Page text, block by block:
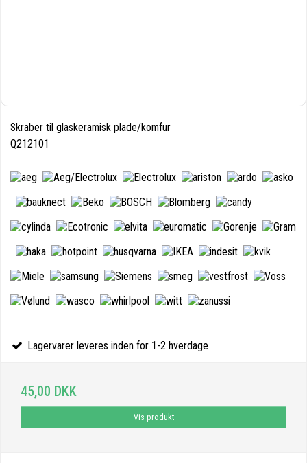
Skraber til glaskeramisk plade/komfur
Q212101
Lagervarer leveres inden for 1-2 hverdage
45,00 DKK
Vis produkt